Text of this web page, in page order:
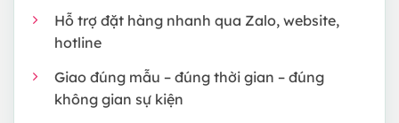
Hỗ trợ đặt hàng nhanh qua Zalo, website,
hotline
Giao đúng mẫu – đúng thời gian – đúng
không gian sự kiện